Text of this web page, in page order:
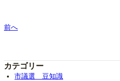
前へ
カテゴリー
市議選 豆知識